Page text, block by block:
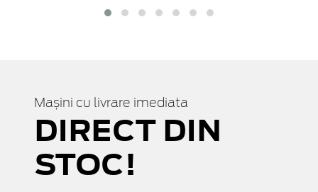
Mașini cu livrare imediata
DIRECT DIN
STOC!